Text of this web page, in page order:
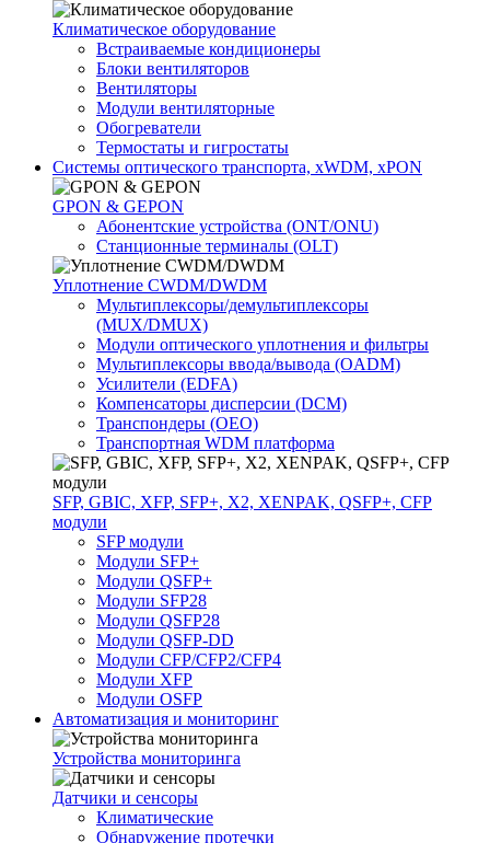
Климатичeское оборудование
Встраиваемые кондиционеры
Блоки вентиляторов
Вентиляторы
Модули вентиляторные
Обогреватели
Термостаты и гигростаты
Системы оптического транспорта, xWDM, xPON
GPON & GEPON
Абонентские устройства (ONT/ONU)
Станционные терминалы (OLT)
Уплотнение CWDM/DWDM
Мультиплексоры/демультиплексоры
(MUX/DMUX)
Модули оптического уплотнения и фильтры
Мультиплексоры ввода/вывода (OADM)
Усилители (EDFA)
Компенсаторы дисперсии (DCM)
Транспондеры (OEO)
Транспортная WDM платформа
SFP, GBIC, XFP, SFP+, X2, XENPAK, QSFP+, CFP
модули
SFP модули
Модули SFP+
Модули QSFP+
Модули SFP28
Модули QSFP28
Модули QSFP-DD
Модули CFP/CFP2/CFP4
Модули XFP
Модули OSFP
Автоматизация и мониторинг
Устройства мониторинга
Датчики и сенсоры
Климатические
Обнаружение протечки